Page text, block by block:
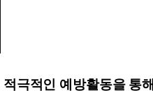
적극적인 예방활동을 통해